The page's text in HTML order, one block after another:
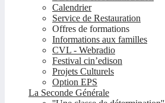
Calendrier
Service de Restauration
Offres de formations
Informations aux familles
CVL - Webradio
Festival cin’edison
Projets Culturels
Option EPS
La Seconde Générale